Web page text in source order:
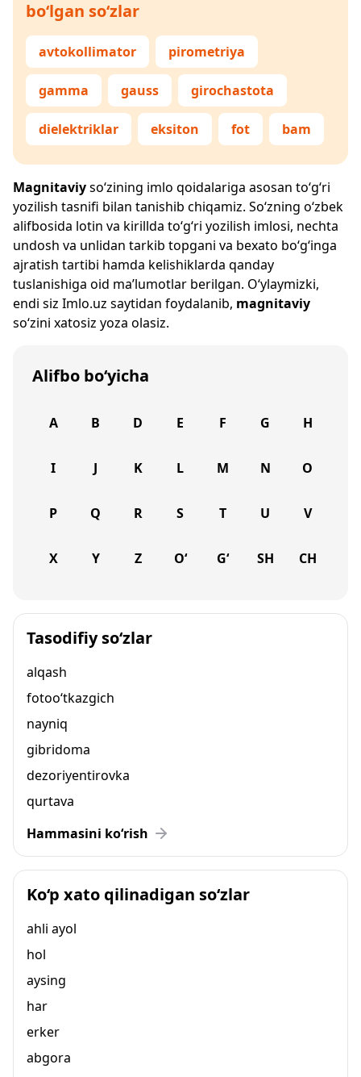
bo‘lgan so‘zlar
avtokollimator pirometriya
gamma gauss girochastota
dielektriklar eksiton fot bam
Magnitaviyso‘zining imlo qoidalariga asosan to‘g‘ri
yozilish tasnifi bilan tanishib chiqamiz. So‘zning o‘zbek
alifbosida lotin va kirillda to‘g‘ri yozilish imlosi, nechta
undosh va unlidan tarkib topgani va bexato bo‘g‘inga
ajratish tartibi hamda kelishiklarda qanday
tuslanishiga oid ma’lumotlar berilgan. O‘ylaymizki,
endi siz Imlo.uz saytidan foydalanib, magnitaviy
so‘zini xatosiz yoza olasiz.
Alifbo bo‘yicha
A B D E F G H
I J K L M N O
P Q R S T U V
X Y Z O‘ G‘ SH CH
Tasodifiy so‘zlar
alqash
fotoo‘tkazgich
nayniq
gibridoma
dezoriyentirovka
qurtava
Hammasini ko‘rish
Ko‘p xato qilinadigan so‘zlar
ahli ayol
hol
aysing
har
erker
abgora